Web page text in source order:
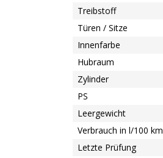
Treibstoff
Türen / Sitze
Innenfarbe
Hubraum
Zylinder
PS
Leergewicht
Verbrauch in l/100 km
Letzte Prüfung